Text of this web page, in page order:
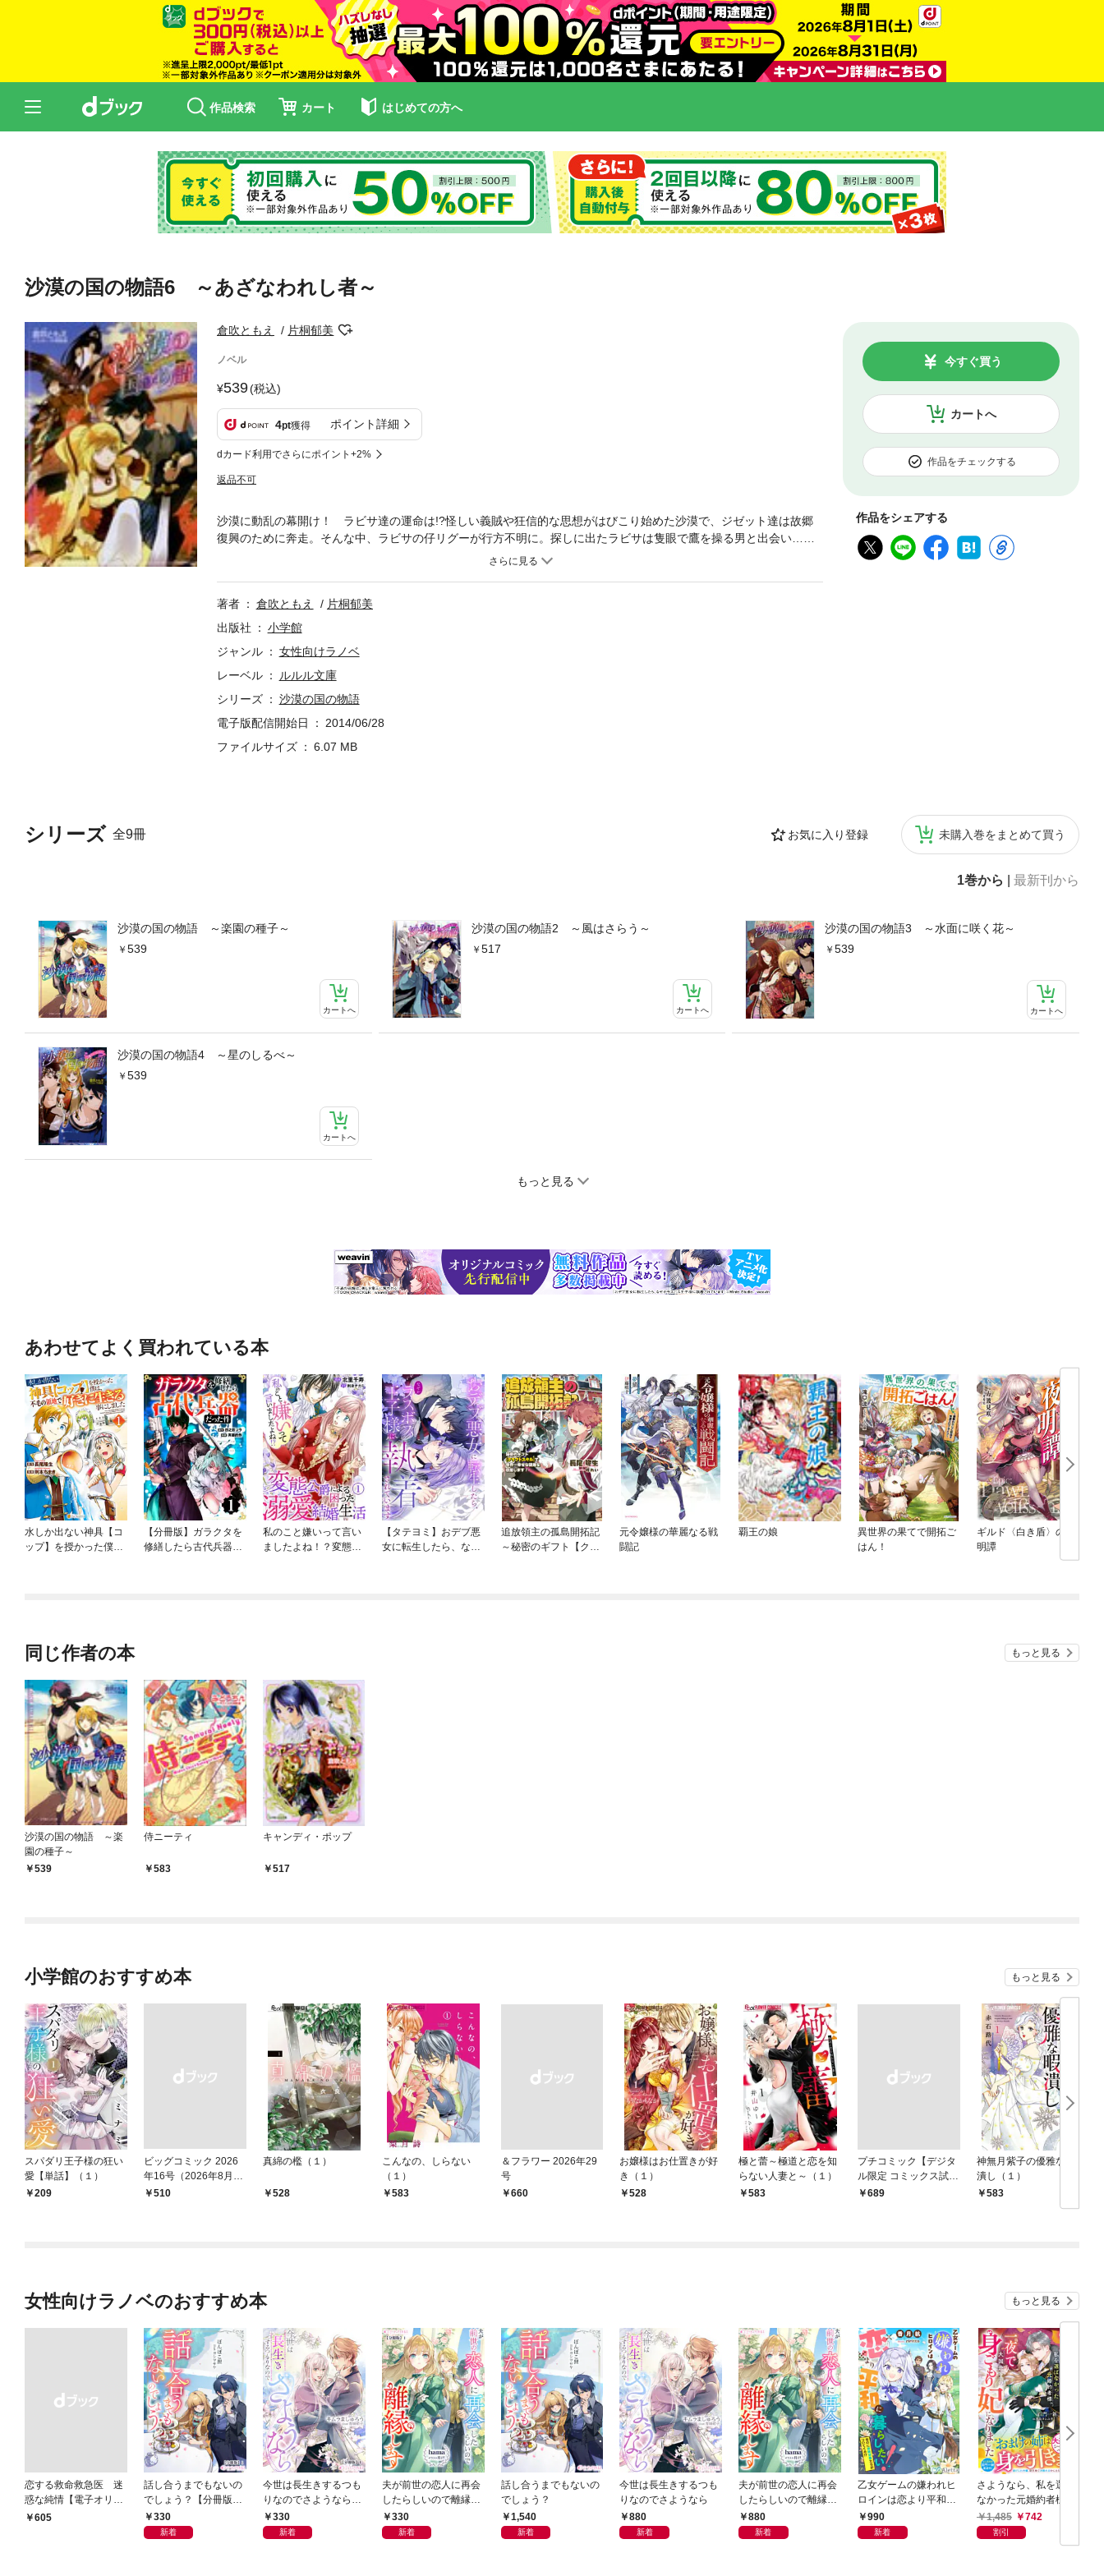
作品検索 カート はじめての方へ
沙漠の国の物語6 ～あざなわれし者～
倉吹ともえ 片桐郁美
ノベル
539(税込)
4pt獲得 ポイント詳細
dカード利用でさらにポイント+2%
返品不可
カートへ
今すぐ買う
作品をチェックする
作品をシェアする
シリーズ 全9冊 お気に入り登録 未購入巻をまとめて買う
1巻から 最新刊から
沙漠の国の物語 ～楽園の種子～
539
カートへ
沙漠の国の物語2 ～風はさらう～
517
カートへ
沙漠の国の物語3 ～水面に咲く花～
539
カートへ
沙漠の国の物語4 ～星のしるべ～
539
カートへ
もっと見る
沙漠に動乱の幕開け！ ラビサ達の運命は!?怪しい義賊や狂信的な思想がはびこり始めた沙漠で、ジゼット達は故郷
復興のために奔走。そんな中、ラビサの仔リグーが行方不明に。探しに出たラビサは隻眼で鷹を操る男と出会い…。
ラビサ達の運命がうねり始める！※この作品は底本と同じクオリティのイラストが収録されています。
著者 倉吹ともえ
片桐郁美
出版社
小学館
ジャンル
女性向けラノベ
レーベル
ルルル文庫
シリーズ
沙漠の国の物語
電子版配信開始日
2014/06/28
ファイルサイズ
6.07 MB
あわせてよく買われている本
水しか出ない神具【コ
ップ】を授かった僕
【分冊版】ガラクタを
修繕したら古代兵器だ
私のこと嫌いって言い
ましたよね！？変態公
【タテヨミ】おデブ悪
女に転生したら、なぜ
追放領主の孤島開拓記
～秘密のギフト【クラ
元令嬢様の華麗なる戦
闘記
覇王の娘
異世界の果てで開拓ご
はん！
ギルド〈白き盾〉の夜
明譚
同じ作者の本 もっと見る
沙漠の国の物語 ～楽
園の種子～
539
侍ニーティ
583
キャンディ・ポップ
517
小学館のおすすめ本 もっと見る
スパダリ王子様の狂い
愛【単話】（１）
209
ビッグコミック 2026
年16号（2026年8月7
日発売）
￥510
真綿の檻（１）
528
こんなの、しらない
（１）
583
＆フラワー 2026年29
号
￥660
お嬢様はお仕置きが好
き（１）
528
極と蕾～極道と恋を知
らない人妻と～（１）
583
プチコミック【デジタ
ル限定 コミックス試し
読み特典付き】 2026
￥689
神無月紫子の優雅な暇
潰し（１）
583
女性向けラノベのおすすめ本 もっと見る
恋する救命救急医 迷
惑な純情【電子オリジ
ナル】
￥605
話し合うまでもないの
でしょう？【分冊版】
1 330
新着
今世は長生きするつも
りなのでさようなら
【分冊版】1
330
新着
夫が前世の恋人に再会
したらしいので離縁し
ます【分冊版】1
330
新着
話し合うまでもないの
でしょう？
1,540
新着
今世は長生きするつも
りなのでさようなら
880
新着
夫が前世の恋人に再会
したらしいので離縁し
ます880
新着
乙女ゲームの嫌われヒ
ロインは恋より平和に
暮らしたい！（なのに
攻略対象たちがついて
990
新着
さようなら、私を選ば
なかった元婚約者様。
一夜で大国君主の身ご
もり妃になりました
【電子限定SS付き】
1,485 742
割引